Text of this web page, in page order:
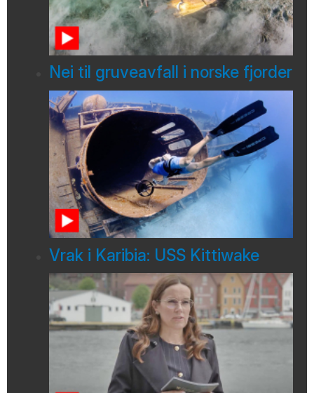
Nei til gruveavfall i norske fjorder
Vrak i Karibia: USS Kittiwake